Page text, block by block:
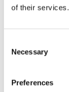
of their services.
Selection
Necessary
Preferences